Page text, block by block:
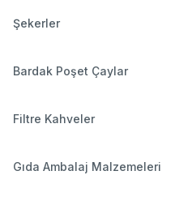
Şekerler
Bardak Poşet Çaylar
Filtre Kahveler
Gıda Ambalaj Malzemeleri